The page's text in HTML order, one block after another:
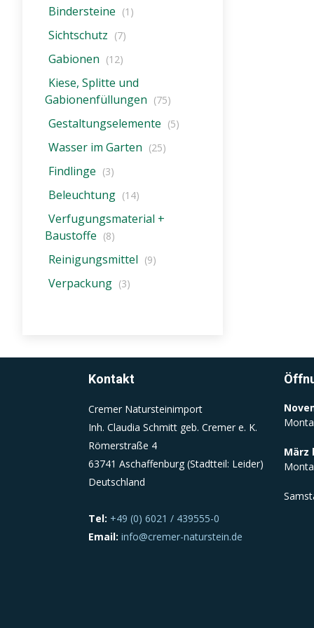
Bindersteine (1)
Sichtschutz (7)
Gabionen (12)
Kiese, Splitte und
Gabionenfüllungen (75)
Gestaltungselemente (5)
Wasser im Garten (25)
Findlinge (3)
Beleuchtung (14)
Verfugungsmaterial +
Baustoffe (8)
Reinigungsmittel (9)
Verpackung (3)
Kontakt
Cremer Natursteinimport
Inh. Claudia Schmitt geb. Cremer e. K.
Römerstraße 4
63741 Aschaffenburg (Stadtteil: Leider)
Deutschland
Tel: +49 (0) 6021 / 439555-0
Email: info@cremer-naturstein.de
März
des Browsers gelöscht
(Sitzungscookie)
Name:
Zweck:
ausgewählten Einverständnis-
Cookie
Laufzeit:
1 Jahr